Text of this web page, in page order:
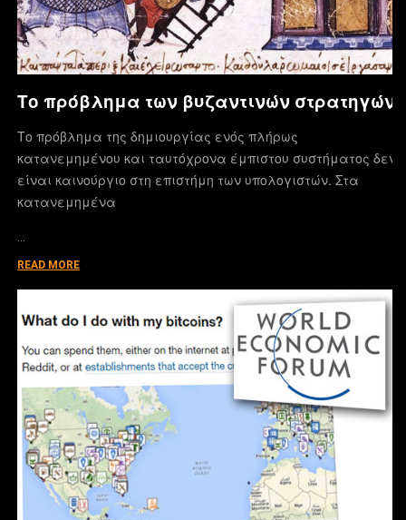
Το πρόβλημα των βυζαντινών στρατηγών
Το πρόβλημα της δημιουργίας ενός πλήρως
κατανεμημένου και ταυτόχρονα έμπιστου συστήματος δεν
είναι καινούργιο στη επιστήμη των υπολογιστών. Στα
κατανεμημένα
READ MORE